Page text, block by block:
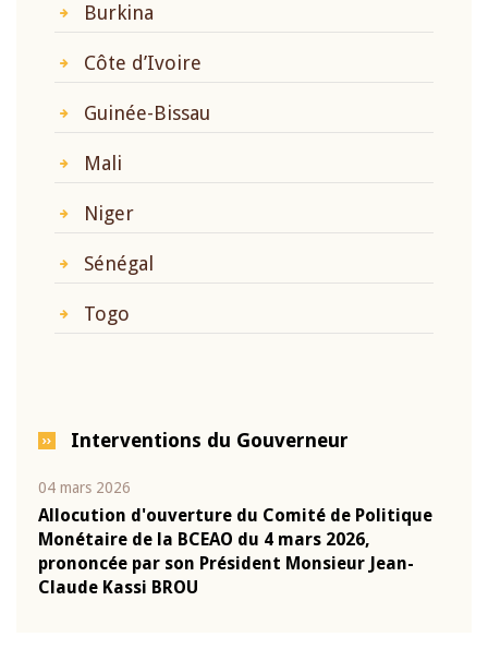
Burkina
Côte d’Ivoire
Guinée-Bissau
Mali
Niger
Sénégal
Togo
Interventions du Gouverneur
04 mars 2026
Allocution d'ouverture du Comité de Politique
Monétaire de la BCEAO du 4 mars 2026,
prononcée par son Président Monsieur Jean-
Claude Kassi BROU